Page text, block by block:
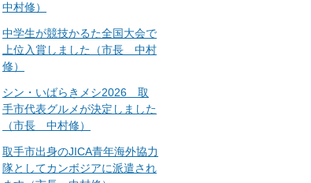
中村修）
中学生が競技かるた全国大会で
上位入賞しました（市長 中村
修）
シン・いばらきメシ2026 取
手市代表グルメが決定しました
（市長 中村修）
取手市出身のJICA青年海外協力
隊としてカンボジアに派遣され